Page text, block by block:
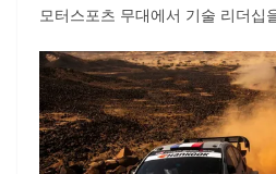
모터스포츠 무대에서 기술 리더십